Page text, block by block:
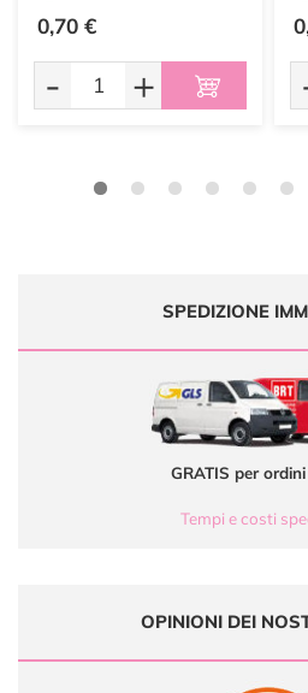
0,70 €
- +
SPEDIZIONE
GRATIS per
Tempi e costi
OPINIONI DEI